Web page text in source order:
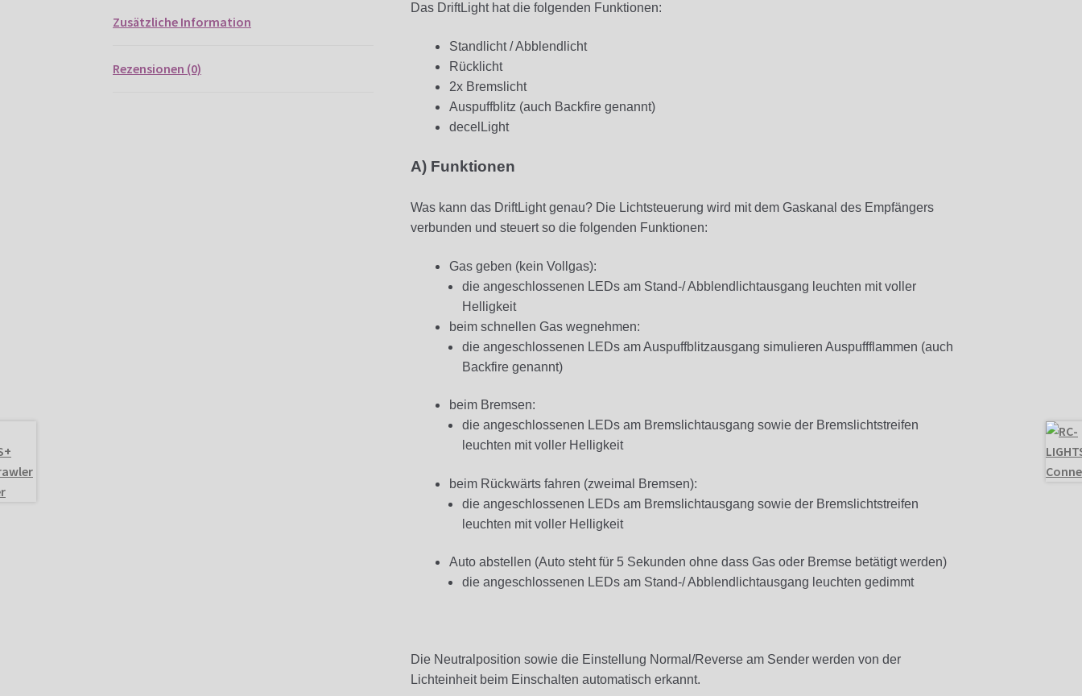
Zusätzliche Information
Rezensionen (0)
Das DriftLight hat die folgenden Funktionen:
Standlicht / Abblendlicht
Rücklicht
2x Bremslicht
Auspuffblitz (auch Backfire genannt)
decelLight
A) Funktionen
Was kann das DriftLight genau? Die Lichtsteuerung wird mit dem Gaskanal des Empfängers
verbunden und steuert so die folgenden Funktionen:
Gas geben (kein Vollgas):
die angeschlossenen LEDs am Stand-/ Abblendlichtausgang leuchten mit voller
Helligkeit
beim schnellen Gas wegnehmen:
die angeschlossenen LEDs am Auspuffblitzausgang simulieren Auspuffflammen (auch
Backfire genannt)
beim Bremsen:
die angeschlossenen LEDs am Bremslichtausgang sowie der Bremslichtstreifen
leuchten mit voller Helligkeit
beim Rückwärts fahren (zweimal Bremsen):
die angeschlossenen LEDs am Bremslichtausgang sowie der Bremslichtstreifen
leuchten mit voller Helligkeit
Auto abstellen (Auto steht für 5 Sekunden ohne dass Gas oder Bremse betätigt werden)
die angeschlossenen LEDs am Stand-/ Abblendlichtausgang leuchten gedimmt
Die Neutralposition sowie die Einstellung Normal/Reverse am Sender werden von der
Lichteinheit beim Einschalten automatisch erkannt.